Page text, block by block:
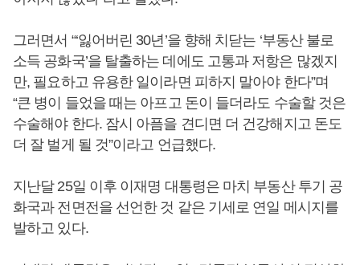
그러면서 “‘잃어버린 30년’을 향해 치닫는 ‘부동산 불로
소득 공화국’을 탈출하는 데에도 고통과 저항은 많겠지
만, 필요하고 유용한 일이라면 피하지 말아야 한다”며
“큰 병이 들었을 때는 아프고 돈이 들더라도 수술할 것은
수술해야 한다. 잠시 아픔을 견디면 더 건강해지고 돈도
더 잘 벌게 될 것”이라고 언급했다.
지난달 25일 이후 이재명 대통령은 마치 부동산 투기 공
화국과 전면전을 선언한 것 같은 기세로 연일 메시지를
발하고 있다.